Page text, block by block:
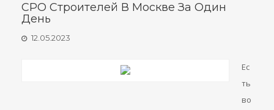
СРО Строителей В Москве За Один
День
12.05.2023
Ес
ть
во